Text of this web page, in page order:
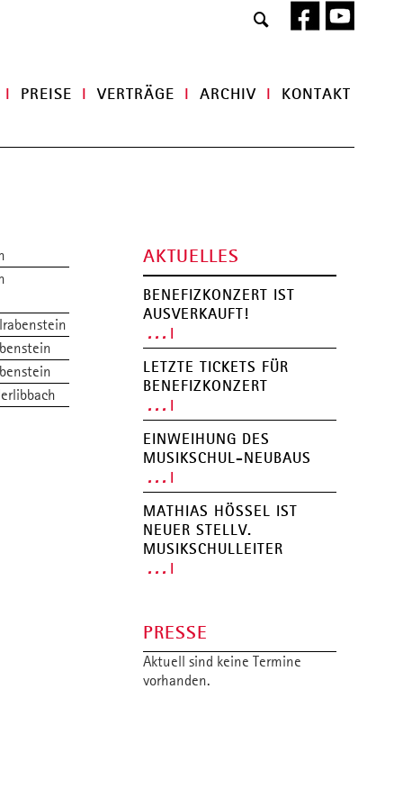
Rhythmusinstrumente
Orchester, Bands, Ensembles
Musizieren 50+
Betreuung
UNTERRICHTSORTE
I PREISE I VERTRÄGE I ARCHIV I KONTAKT
AKTUELLES
BENEFIZKONZERT IST
AUSVERKAUFT!
. . .
LETZTE TICKETS FÜR
BENEFIZKONZERT
. . .
EINWEIHUNG DES
MUSIKSCHUL-NEUBAUS
. . .
MATHIAS HÖSSEL IST N
EUER STELLV. M
USIKSCHULLEITER
. . .
PRESSE
Aktuell sind keine Termine
vorhanden.